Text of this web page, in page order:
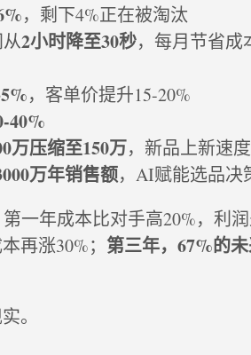
，剩下4%正在被淘汰
2小时降至30秒，每月节省成
，客单价提升15-20%
40%
万压缩至150万，新品上新速
万年销售额，AI赋能选品决
一年成本比对手高20%，利
再涨30%； 第三年，67%的
。